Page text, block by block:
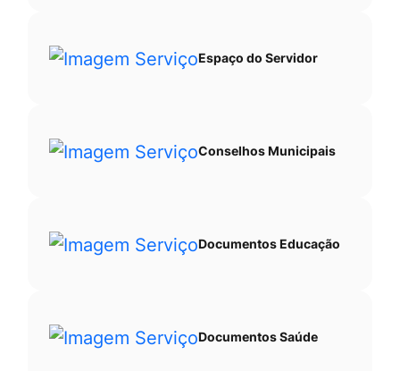
Espaço do Servidor
Conselhos Municipais
Documentos Educação
Documentos Saúde